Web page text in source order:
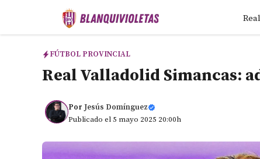
FÚTBOL PROVINCIAL
Real Valladolid Simancas:
Por Jesús Domínguez
Publicado el 5 mayo 2025 20:00h